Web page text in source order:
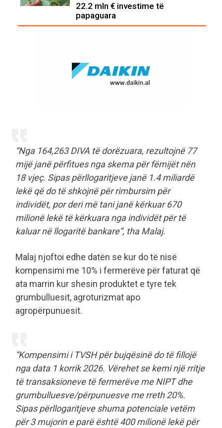
22.2 mln € investime të
papaguara
“Nga 164,263 DIVA të dorëzuara, rezultojnë 77
mijë janë përfitues nga skema për fëmijët nën
18 vjeç. Sipas përllogaritjeve janë 1.4 miliardë
lekë që do të shkojnë për rimbursim për
individët, por deri më tani janë kërkuar 670
milionë lekë të kërkuara nga individët për të
kaluar në llogaritë bankare”, tha Malaj.
Malaj njoftoi edhe datën se kur do të nisë
kompensimi me 10% i fermerëve për faturat që
ata marrin kur shesin produktet e tyre tek
grumbulluesit, agroturizmat apo
agropërpunuesit.
“Kompensimi i TVSH për bujqësinë do të fillojë
nga data 1 korrik 2026. Vërehet se kemi një rritje
të transaksioneve të fermerëve me NIPT dhe
grumbulluesve/përpunuesve me rreth 20%.
Sipas përllogaritjeve shuma potenciale vetëm
për 3 mujorin e parë është 400 milionë lekë për